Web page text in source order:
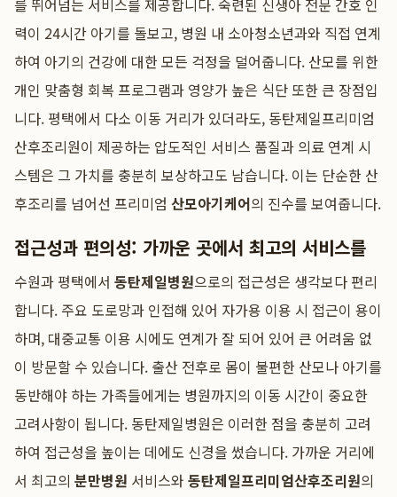
를 뛰어넘는 서비스를 제공합니다. 숙련된 신생아 전문 간호 인
력이 24시간 아기를 돌보고, 병원 내 소아청소년과와 직접 연계
하여 아기의 건강에 대한 모든 걱정을 덜어줍니다. 산모를 위한
개인 맞춤형 회복 프로그램과 영양가 높은 식단 또한 큰 장점입
니다. 평택에서 다소 이동 거리가 있더라도, 동탄제일프리미엄
산후조리원이 제공하는 압도적인 서비스 품질과 의료 연계 시
스템은 그 가치를 충분히 보상하고도 남습니다. 이는 단순한 산
후조리를 넘어선 프리미엄 산모아기케어의 진수를 보여줍니다.
접근성과 편의성: 가까운 곳에서 최고의 서비스를
수원과 평택에서 동탄제일병원으로의 접근성은 생각보다 편리
합니다. 주요 도로망과 인접해 있어 자가용 이용 시 접근이 용이
하며, 대중교통 이용 시에도 연계가 잘 되어 있어 큰 어려움 없
이 방문할 수 있습니다. 출산 전후로 몸이 불편한 산모나 아기를
동반해야 하는 가족들에게는 병원까지의 이동 시간이 중요한
고려사항이 됩니다. 동탄제일병원은 이러한 점을 충분히 고려
하여 접근성을 높이는 데에도 신경을 썼습니다. 가까운 거리에
서 최고의 분만병원 서비스와 동탄제일프리미엄산후조리원의